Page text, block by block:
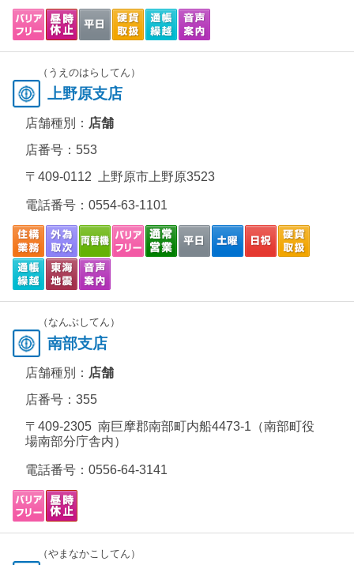
（うえのはらしてん）
上野原支店
店舗種別： 店舗
店番号：553
〒409-0112 上野原市上野原3523
電話番号： 0554-63-1101
（なんぶしてん）
南部支店
店舗種別： 店舗
店番号：355
〒409-2305 南巨摩郡南部町内船4473-1（南部町役
場南部分庁舎内）
電話番号： 0556-64-3141
（やまなかこしてん）